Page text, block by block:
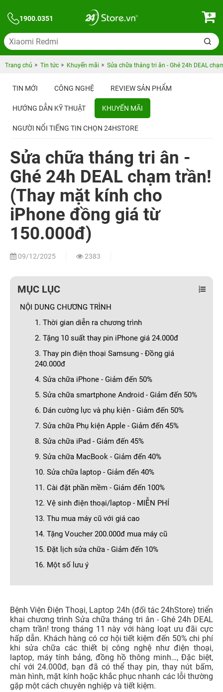
1900.0351
Trang chủ Tin tức Khuyến mãi Sửa chữa tháng tri ân - Ghé 24h DEAL
TIN MỚI CÔNG NGHỆ REVIEW SẢN PHẨM
HƯỚNG DẪN KỸ THUẬT KHUYẾN MÃI
NGƯỜI NỔI TIẾNG TIN CHỌN 24HSTORE
Sửa chữa tháng tri ân -
Ghé 24h DEAL chạm trần!
(Thay mặt kính cho
iPhone đồng giá từ
150.000đ)
09/12/2025 2383
MỤC LỤC
NỘI DUNG CHƯƠNG TRÌNH
1. Thời gian diễn ra chương trình
2. Tặng 10 suất thay pin iPhone giá 24.000đ
3. Thay pin điện thoại Samsung - Đồng giá
240.000đ
4. Sửa chữa iPhone - Giảm đến 50%
5. Sửa chữa smartphone Android - Giảm đến 50%
6. Dán cường lực và phụ kiện - Giảm đến 50%
7. Sửa chữa Phụ kiện Apple - Giảm đến 45%
8. Sửa chữa iPad - Giảm đến 45%
9. Sửa chữa MacBook - Giảm đến 40%
10. Sửa chữa laptop - Giảm đến 40%
11. Cài đặt phần mềm - Giảm đến 100%
12. Vệ sinh điện thoại/laptop - MIỄN PHÍ
13. Thu mua máy cũ với giá cao
14. Tặng Voucher 200.000đ mua máy cũ
15. Đặt lịch sửa chữa - Giảm đến 10%
16. Một số lưu ý
Bệnh Viện Điện Thoại, Laptop 24h (đối tác 24hStore) triển
khai chương trình Sửa chữa tháng tri ân - Ghé 24h DEAL
chạm trần! trong tháng 11 này với hàng loạt ưu đãi cực
hấp dẫn. Khách hàng có cơ hội tiết kiệm đến 50% chi phí
khi sửa chữa các thiết bị công nghệ như điện thoại,
laptop, máy tính bảng, đồng hồ thông minh…, Đặc biệt,
chỉ với 24.000đ, bạn đã có thể thay pin, thay nút bấm,
màn hình, mặt kính hoặc khắc phục nhanh các lỗi thường
gặp một cách chuyên nghiệp và tiết kiệm.